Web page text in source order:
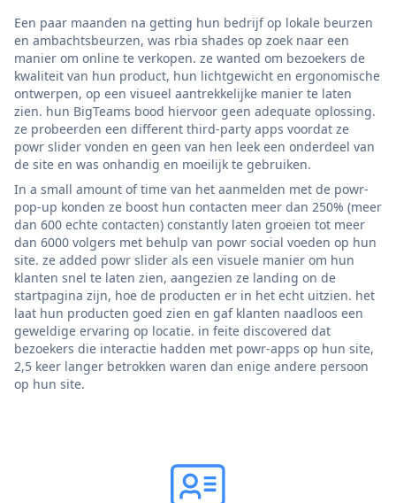
Een paar maanden na getting hun bedrijf op lokale beurzen
en ambachtsbeurzen, was rbia shades op zoek naar een
manier om online te verkopen. ze wanted om bezoekers de
kwaliteit van hun product, hun lichtgewicht en ergonomische
ontwerpen, op een visueel aantrekkelijke manier te laten
zien. hun BigTeams bood hiervoor geen adequate oplossing.
ze probeerden een different third-party apps voordat ze
powr slider vonden en geen van hen leek een onderdeel van
de site en was onhandig en moeilijk te gebruiken.
In a small amount of time van het aanmelden met de powr-
pop-up konden ze boost hun contacten meer dan 250% (meer
dan 600 echte contacten) constantly laten groeien tot meer
dan 6000 volgers met behulp van powr social voeden op hun
site. ze added powr slider als een visuele manier om hun
klanten snel te laten zien, aangezien ze landing on de
startpagina zijn, hoe de producten er in het echt uitzien. het
laat hun producten goed zien en gaf klanten naadloos een
geweldige ervaring op locatie. in feite discovered dat
bezoekers die interactie hadden met powr-apps op hun site,
2,5 keer langer betrokken waren dan enige andere persoon
op hun site.